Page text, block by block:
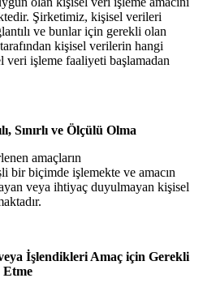
Şirketimiz, kişisel verileri
ve bunlar için gerekli olan
kişisel verilerin hangi
veri işleme faaliyeti başlamadan
Sınırlı ve Ölçülü Olma
amaçların
bir biçimde işlemekte ve amacın
veya ihtiyaç duyulmayan kişisel
İşlendikleri Amaç için Gerekli
Etme